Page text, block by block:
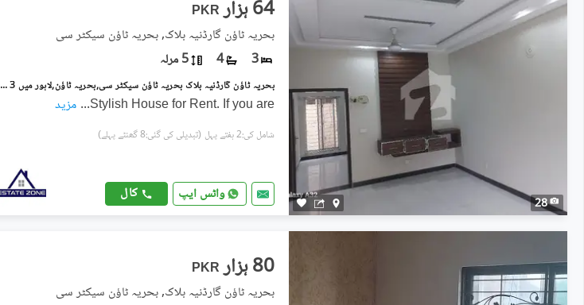
28
PKR 64 ہزار
بحریہ ٹاؤن گارڈنیہ بلاک, بحریہ ٹاؤن سیکٹر سی
3
4 5 مرلہ
بحریہ ٹاؤن گارڈنیہ بلاک بحریہ ٹاؤن سیکٹر سی,بحریہ ٹاؤن,لاہور میں 3 کمروں کا 5 مرلہ مکان 64.0 ہزار میں کرایہ پر دستیاب ہے۔
Stylish House for Rent. If you are
... مزید
شامل کی:2 ہفتے پہل (تبدیلی کی گئی:8 گھنٹے پہلے)
واٹس ایپ کال
PKR 80 ہزار
بحریہ ٹاؤن گارڈنیہ بلاک, بحریہ ٹاؤن سیکٹر سی